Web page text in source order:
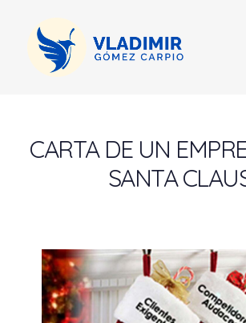
content
CARTA DE UN
SANTA
navigation